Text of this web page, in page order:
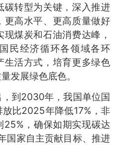
碳转型为关键，深入推进
更高水平、更高质量做好
煤炭和石油消费达峰，
民经济循环各领域各环
生活方式，培育更多绿色
发展绿色底色。
到2030年，我国单位国
比2025年降低17%，非
25%，确保如期实现碳达
国家自主贡献目标、推进